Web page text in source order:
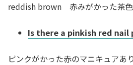
reddish brown 赤みがかった茶色
Is there a pinkish red nail
ピンクがかった赤のマニキュアあ